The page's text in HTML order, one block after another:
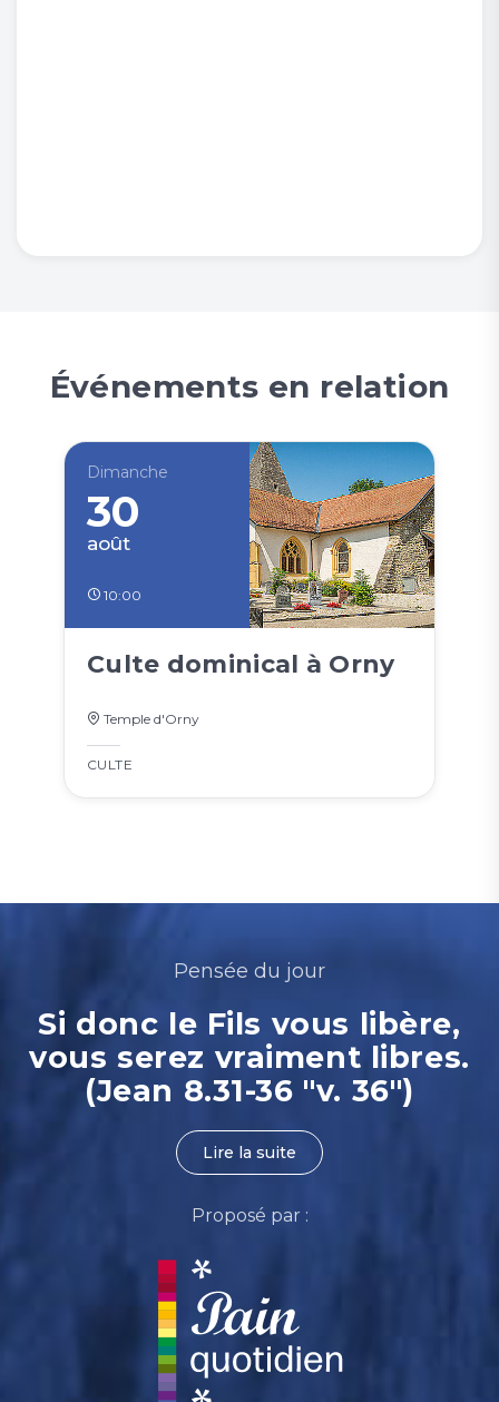
Événements en relation
Dimanche
30
août
10:00
Culte dominical à Orny
Temple d'Orny
CULTE
Pensée du jour
Si donc le Fils vous libère,
vous serez vraiment libres.
(Jean 8.31-36 "v. 36")
Lire la suite
Proposé par :